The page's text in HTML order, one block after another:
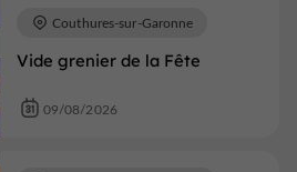
Vide grenier de la Fête
Couthures-sur-Garonne
09/08/2026